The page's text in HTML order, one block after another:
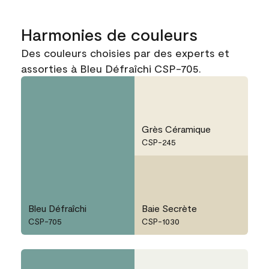
Harmonies de couleurs
Des couleurs choisies par des experts et
assorties à Bleu Défraîchi CSP-705.
Bleu Défraîchi
CSP-705
Grès Céramique
CSP-245
Baie Secrète
CSP-1030